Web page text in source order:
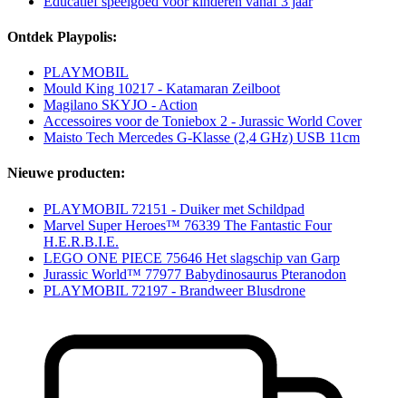
Ontdek Playpolis:
PLAYMOBIL
Mould King 10217 - Katamaran Zeilboot
Magilano SKYJO - Action
Accessoires voor de Toniebox 2 - Jurassic World Cover
Maisto Tech Mercedes G-Klasse (2,4 GHz) USB 11cm
Nieuwe producten:
PLAYMOBIL 72151 - Duiker met Schildpad
Marvel Super Heroes™ 76339 The Fantastic Four
H.E.R.B.I.E.
LEGO ONE PIECE 75646 Het slagschip van Garp
Jurassic World™ 77977 Babydinosaurus Pteranodon
PLAYMOBIL 72197 - Brandweer Blusdrone